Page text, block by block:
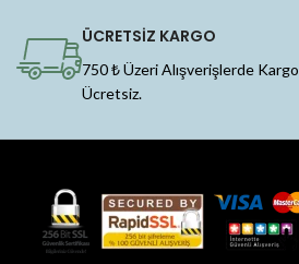
ÜCRETSİZ KARGO
750 ₺ Üzeri Alışverişlerde Kargo
Ücretsiz.